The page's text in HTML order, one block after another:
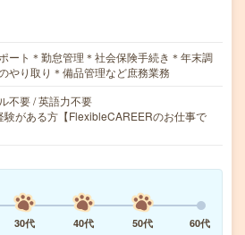
ート＊勤怠管理＊社会保険手続き＊年末調
やり取り＊備品管理など庶務業務
不要 / 英語力不要
験がある方【FlexibleCAREERのお仕事で
30代 40代 50代
60代